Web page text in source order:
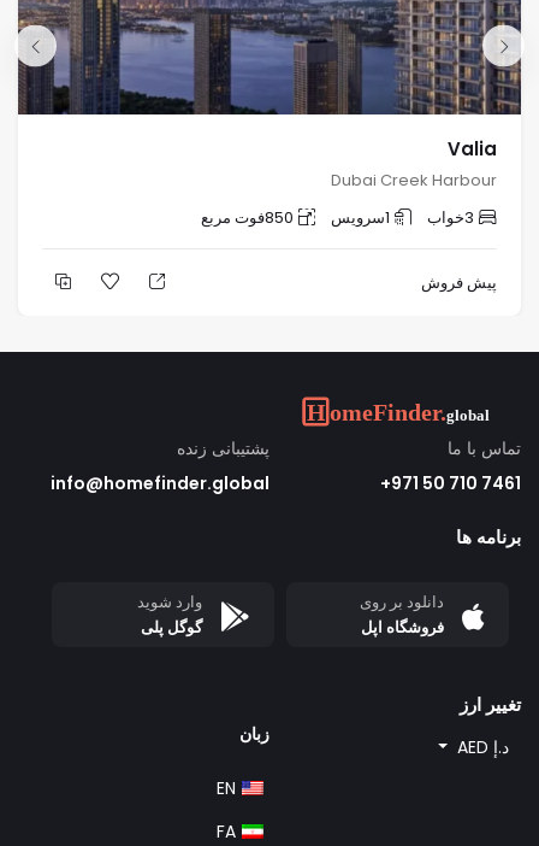
Valia
Dubai Creek Harbour
3خواب 1سرویس 850فوت مربع
پیش فروش
تماس با ما
7461 710 50 971+
پشتیبانی زنده
info@homefinder.global
برنامه ها
دانلود بر روی
فروشگاه اپل
وارد شوید
گوگل پلی
تغییر ارز
د.إ AED
زبان
EN
FA